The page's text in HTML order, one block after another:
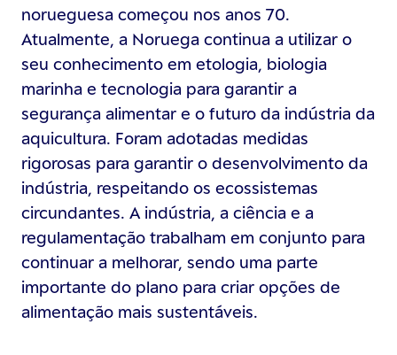
norueguesa começou nos anos 70.
Atualmente, a Noruega continua a utilizar o
seu conhecimento em etologia, biologia
marinha e tecnologia para garantir a
segurança alimentar e o futuro da indústria da
aquicultura. Foram adotadas medidas
rigorosas para garantir o desenvolvimento da
indústria, respeitando os ecossistemas
circundantes. A indústria, a ciência e a
regulamentação trabalham em conjunto para
continuar a melhorar, sendo uma parte
importante do plano para criar opções de
alimentação mais sustentáveis.